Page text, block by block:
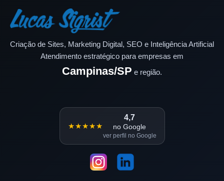
Criação de Sites, Marketing Digital, SEO e Inteligência Artificial
Atendimento estratégico para empresas em
Campinas/SP e região.
★★★★★
4,7
no Google
ver perfil no Google